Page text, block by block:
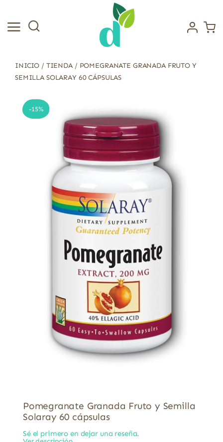
contenido
INICIO / TIENDA/ POMEGRANATE GRANADA FRUTO Y
SEMILLA SOLARAY 60 CÁPSULAS
-15%
Pomegranate Granada Fruto y Semilla
Solaray 60 cápsulas
Sé el primero en dejar una reseña.